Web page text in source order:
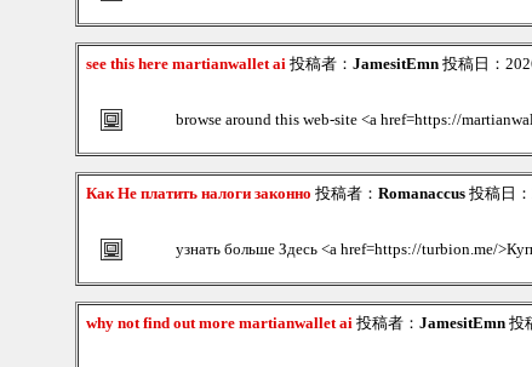
see this here martianwallet ai投稿者： JamesitEmn投稿日：
browse around this web-site <a href=https://
Как Не платить налоги законно 投稿者： Romanaccus投稿日：
узнать больше Здесь <a href=https://turbion.me/
why not find out more martianwallet ai投稿者： JamesitEmn投